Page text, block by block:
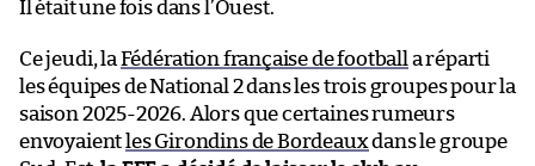
Il était une fois dans l’Ouest.
Ce jeudi, la Fédération française de football a réparti
les équipes de National 2 dans les trois groupes pour la
saison 2025-2026. Alors que certaines rumeurs
envoyaient les Girondins de Bordeauxdans le groupe